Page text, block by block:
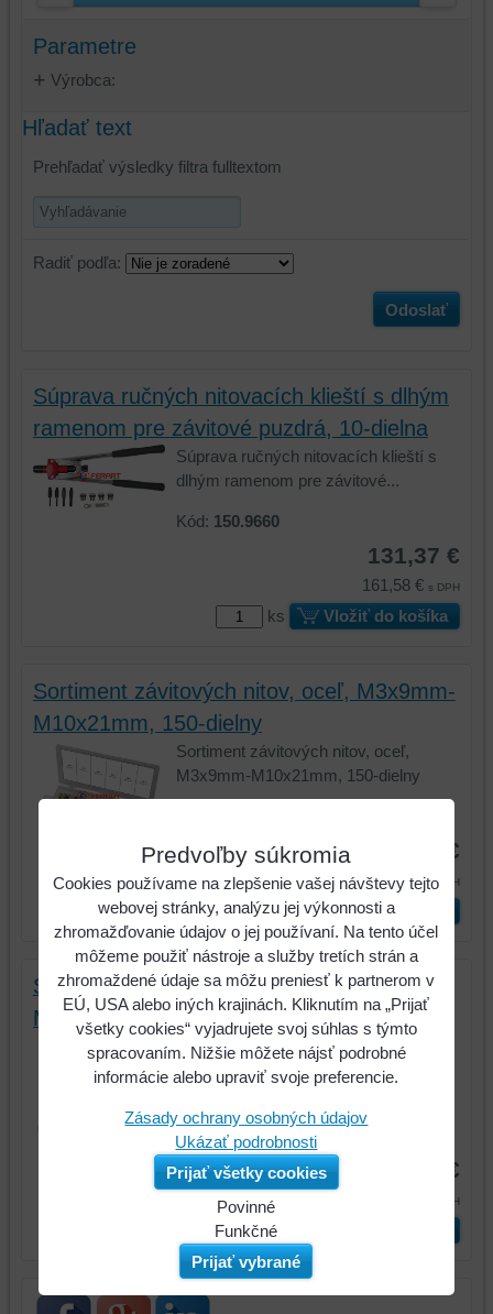
Parametre
Výrobca:
Hľadať text
Prehľadať výsledky filtra fulltextom
Radiť podľa:
Odoslať
Súprava ručných nitovacích klieští s dlhým
ramenom pre závitové puzdrá, 10-dielna
Súprava ručných nitovacích klieští s
dlhým ramenom pre závitové...
Kód: 150.9660
131,37 €
161,58 € s DPH
ks Vložiť do košíka
Sortiment závitových nitov, oceľ, M3x9mm-
M10x21mm, 150-dielny
Sortiment závitových nitov, oceľ,
M3x9mm-M10x21mm, 150-dielny
22,97 €
28,25 €s DPH
ks Vložiť do košíka
Sortiment závitových nitov, oceľ a hliník,
M3x9mm-M10x21mm, 300-dielny
Sortiment závitových nitov, oceľ a
hliník, M3x9mm-M10x21mm, 300-
Kód:970.0630
46,73 €
s DPH
ks
Predvoľby súkromia
Cookies používame na zlepšenie vašej návštevy tejto
webovej stránky, analýzu jej výkonnosti a
zhromažďovanie údajov o jej používaní. Na tento účel
môžeme použiť nástroje a služby tretích strán a
zhromaždené údaje sa môžu preniesť k partnerom v
EÚ, USA alebo iných krajinách. Kliknutím na „Prijať
všetky cookies“ vyjadrujete svoj súhlas s týmto
spracovaním. Nižšie môžete nájsť podrobné
informácie alebo upraviť svoje preferencie.
Zásady ochrany osobných údajov
Ukázať podrobnosti
Prijať všetky cookies
Povinné
ukladá
Funkčné
údaje
Prijať vybrané